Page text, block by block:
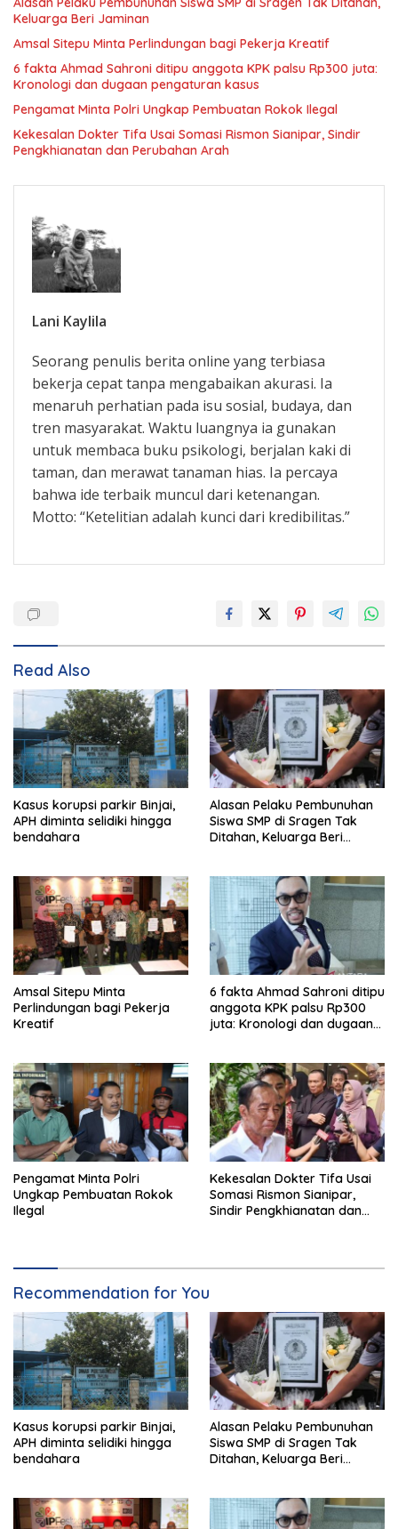
Keluarga Beri Jaminan
Amsal Sitepu Minta Perlindungan bagi Pekerja Kreatif
6 fakta Ahmad Sahroni ditipu anggota KPK palsu Rp300 juta:
Kronologi dan dugaan pengaturan kasus
Pengamat Minta Polri Ungkap Pembuatan Rokok Ilegal
Kekesalan Dokter Tifa Usai Somasi Rismon Sianipar, Sindir
Pengkhianatan dan Perubahan Arah
Lani Kaylila
Seorang penulis berita online yang terbiasa
bekerja cepat tanpa mengabaikan akurasi. Ia
menaruh perhatian pada isu sosial, budaya, dan
tren masyarakat. Waktu luangnya ia gunakan
untuk membaca buku psikologi, berjalan kaki di
taman, dan merawat tanaman hias. Ia percaya
bahwa ide terbaik muncul dari ketenangan.
Motto: “Ketelitian adalah kunci dari kredibilitas.”
Read Also
Kasus korupsi parkir Binjai,
APH diminta selidiki hingga
bendahara
Alasan Pelaku Pembunuhan
Siswa SMP di Sragen Tak
Ditahan, Keluarga Beri
Amsal Sitepu Minta
Perlindungan bagi Pekerja
Kreatif
6 fakta Ahmad Sahroni ditipu
anggota KPK palsu Rp300
juta: Kronologi dan dugaan
Pengamat Minta Polri
Ungkap Pembuatan Rokok
Ilegal
Kekesalan Dokter Tifa Usai
Somasi Rismon Sianipar,
Sindir Pengkhianatan dan
Recommendation for You
Kasus korupsi parkir Binjai,
APH diminta selidiki hingga
bendahara
Alasan Pelaku Pembunuhan
Siswa SMP di Sragen Tak
Ditahan, Keluarga Beri